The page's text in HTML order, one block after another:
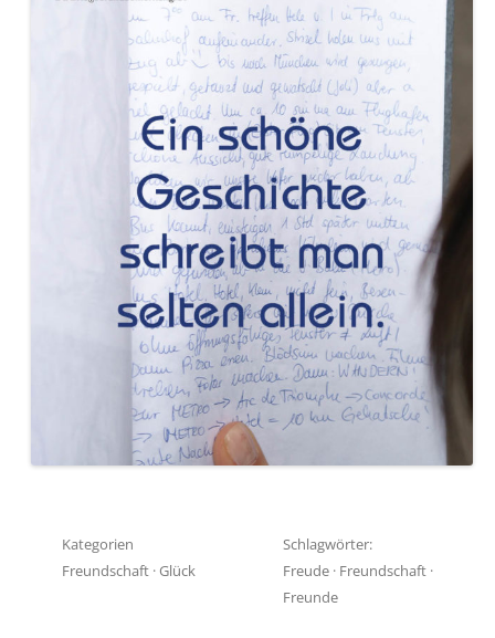
Kategorien
Freundschaft ·Glück
Schlagwörter:
Freude · Freundschaft ·
Freunde